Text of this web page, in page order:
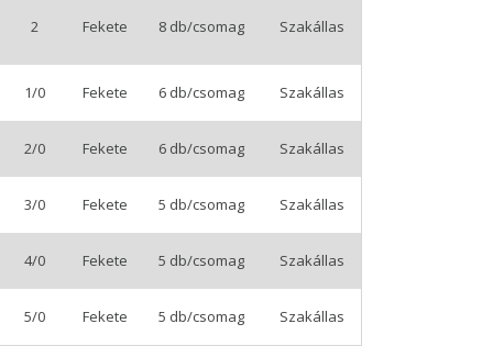
melynek neve a Excalibur Zander Worm.
plasztik csaliban úgy tudjuk elrejteni a
akasztás hatékonyságát.
is tökéletes, de élőhalas és
a rajta felkínált műcsalinkkal.
2 Fekete 8 db/csomag Szakállas
1/0 Fekete 6 db/csomag Szakállas
2/0 Fekete 6 db/csomag Szakállas
3/0 Fekete 5 db/csomag Szakállas
4/0 Fekete 5 db/csomag Szakállas
5/0 Fekete 5 db/csomag Szakállas